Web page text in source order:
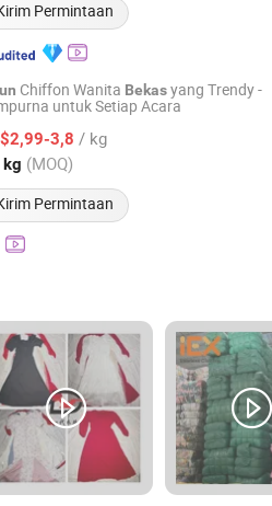
Permintaan
Chiffon Wanita Bekasyang Trendy -
untuk Setiap Acara
3,8 / kg
(MOQ)
Permintaan
Ltd
Harga mulai 2025